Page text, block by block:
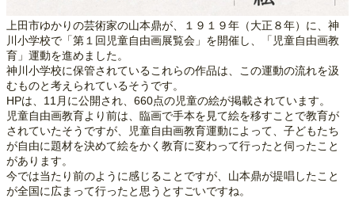
上田市ゆかりの芸術家の山本鼎が、１９１９年（大正８年）に、神
川小学校で「第１回児童自由画展覧会」を開催し、「児童自由画教
育」運動を進めました。
神川小学校に保管されているこれらの作品は、この運動の流れを汲
むものと考えられているそうです。
HPは、11月に公開され、660点の児童の絵が掲載されています。
児童自由画教育より前は、臨画で手本を見て絵を移すことで教育が
されていたそうですが、児童自由画教育運動によって、子どもたち
が自由に題材を決めて絵をかく教育に変わって行ったと伺ったこと
があります。
今では当たり前のように感じることですが、山本鼎が提唱したこと
が全国に広まって行ったと思うとすごいですね。